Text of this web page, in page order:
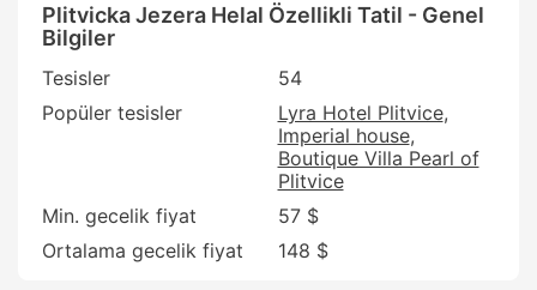
Plitvicka Jezera Helal Özellikli Tatil - Genel
Bilgiler
Tesisler
54
Popüler tesisler
Lyra Hotel Plitvice
Imperial house
Boutique Villa Pearl of
Plitvice
Min. gecelik fiyat
57 $
Ortalama gecelik fiyat
148 $